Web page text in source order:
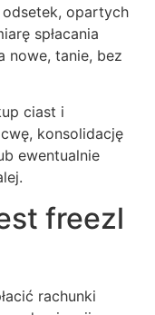
opartych
spłacania
nowe, tanie, bez
ciast i
konsolidację
ewentualnie
freezl
rachunki